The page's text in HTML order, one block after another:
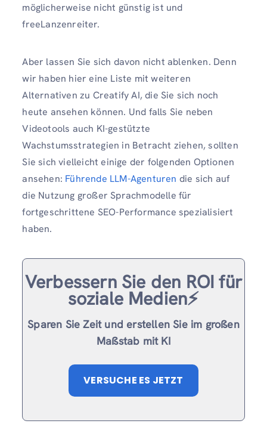
möglicherweise nicht günstig ist und
freeLanzenreiter.
Aber lassen Sie sich davon nicht ablenken. Denn
wir haben hier eine Liste mit weiteren
Alternativen zu Creatify AI, die Sie sich noch
heute ansehen können. Und falls Sie neben
Videotools auch KI-gestützte
Wachstumsstrategien in Betracht ziehen, sollten
Sie sich vielleicht einige der folgenden Optionen
ansehen: Führende LLM-Agenturen die sich auf
die Nutzung großer Sprachmodelle für
fortgeschrittene SEO-Performance spezialisiert
haben.
Verbessern Sie den ROI für
soziale Medien⚡️
Sparen Sie Zeit und erstellen Sie im großen
Maßstab mit KI
VERSUCHE ES JETZT